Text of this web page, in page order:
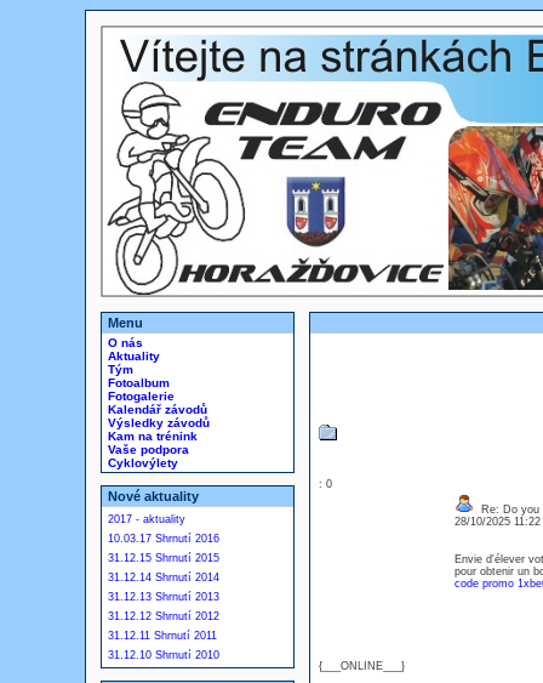
Menu
O nás
Aktuality
Tým
Fotoalbum
Fotogalerie
Kalendář závodů
Výsledky závodů
Kam na trénink
Vaše podpora
Cyklovýlety
Nové aktuality
2017 - aktuality
10.03.17 Shrnutí 2016
31.12.15 Shrnutí 2015
31.12.14 Shrnutí 2014
31.12.13 Shrnutí 2013
31.12.12 Shrnutí 2012
31.12.11 Shrnutí 2011
31.12.10 Shrnutí 2010
: 0
{___ONLINE___}
Re: Do you
28/10/2025
Envie d'élever
pour obtenir un
code promo